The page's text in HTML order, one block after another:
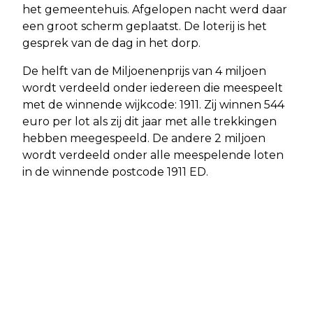
het gemeentehuis. Afgelopen nacht werd daar
een groot scherm geplaatst. De loterij is het
gesprek van de dag in het dorp.
De helft van de Miljoenenprijs van 4 miljoen
wordt verdeeld onder iedereen die meespeelt
met de winnende wijkcode: 1911. Zij winnen 544
euro per lot als zij dit jaar met alle trekkingen
hebben meegespeeld. De andere 2 miljoen
wordt verdeeld onder alle meespelende loten
in de winnende postcode 1911 ED.